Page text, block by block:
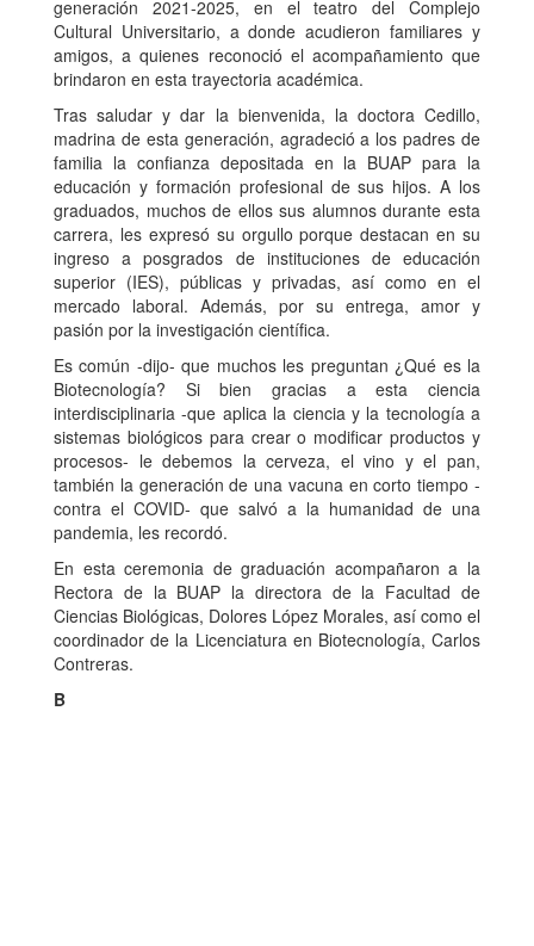
generación 2021-2025, en el teatro del Complejo
Cultural Universitario, a donde acudieron familiares y
amigos, a quienes reconoció el acompañamiento que
brindaron en esta trayectoria académica.
Tras saludar y dar la bienvenida, la doctora Cedillo,
madrina de esta generación, agradeció a los padres de
familia la confianza depositada en la BUAP para la
educación y formación profesional de sus hijos. A los
graduados, muchos de ellos sus alumnos durante esta
carrera, les expresó su orgullo porque destacan en su
ingreso a posgrados de instituciones de educación
superior (IES), públicas y privadas, así como en el
mercado laboral. Además, por su entrega, amor y
pasión por la investigación científica.
Es común -dijo- que muchos les preguntan ¿Qué es la
Biotecnología? Si bien gracias a esta ciencia
interdisciplinaria -que aplica la ciencia y la tecnología a
sistemas biológicos para crear o modificar productos y
procesos- le debemos la cerveza, el vino y el pan,
también la generación de una vacuna en corto tiempo -
contra el COVID- que salvó a la humanidad de una
pandemia, les recordó.
En esta ceremonia de graduación acompañaron a la
Rectora de la BUAP la directora de la Facultad de
Ciencias Biológicas, Dolores López Morales, así como el
coordinador de la Licenciatura en Biotecnología, Carlos
Contreras.
B